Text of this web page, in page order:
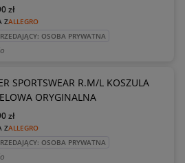
ZALLEGRO
zł
OSOBA PRYWATNA
SPORTSWEAR R.M/L KOSZULA
ORYGINALNA
ZALLEGRO
zł
OSOBA PRYWATNA